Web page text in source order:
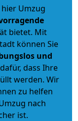
Umzug
bietet. Mit
können Sie
und
dass Ihre
werden. Wir
zu helfen
nach
ist.